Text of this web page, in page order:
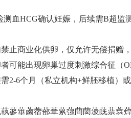
测血HCG确认妊娠，后续需B超监
止商业化供卵，仅允许无偿捐赠
可能出现卵巢过度刺激综合征（
2-6个月（私立机构+鲜胚移植）
蓼蓽蓾蓿蔀蔁蔂蔃蔄蔅蔆蔇蔈蔉